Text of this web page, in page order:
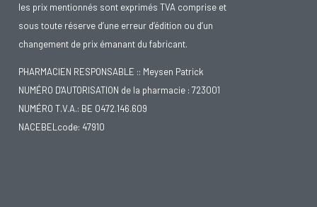
les prix mentionnés sont exprimés TVA comprise et
sous toute réserve d’une erreur d’édition ou d’un
changement de prix émanant du fabricant.
PHARMACIEN RESPONSABLE :: Meysen Patrick
NUMÉRO D'AUTORISATION de la pharmacie : 723001
NUMÉRO T.V.A.: BE 0472.146.609
NACEBELcode: 47910